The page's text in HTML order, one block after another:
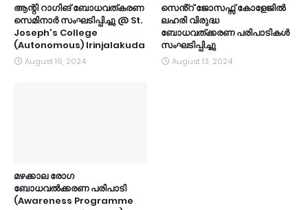
ആന്റി റാഗിങ് ബോധവത്കരണ
സെമിനാർ സംഘടിപ്പിച്ചു @ St.
Joseph's College
(Autonomous) Irinjalakuda
August 19, 2024
സെൻ്റ് ജോസഫ്സ് കോളേജിൽ
ലഹരി വിരുദ്ധ
ബോധവത്ക്കരണ പരിപാടികൾ
സംഘടിപ്പിച്ചു
August 13, 2024
മഴക്കാല രോഗ
ബോധവൽക്കരണ പരിപാടി
(Awareness Programme